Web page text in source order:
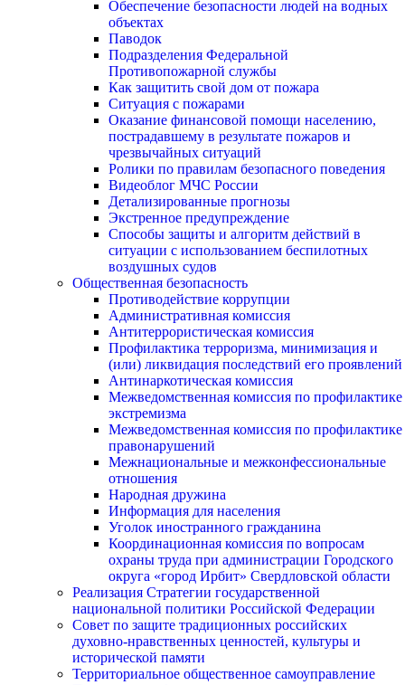
Обеспечение безопасности людей на водных
объектах
Паводок
Подразделения Федеральной
Противопожарной службы
Как защитить свой дом от пожара
Ситуация с пожарами
Оказание финансовой помощи населению,
пострадавшему в результате пожаров и
чрезвычайных ситуаций
Ролики по правилам безопасного поведения
Видеоблог МЧС России
Детализированные прогнозы
Экстренное предупреждение
Способы защиты и алгоритм действий в
ситуации с использованием беспилотных
воздушных судов
Общественная безопасность
Противодействие коррупции
Административная комиссия
Антитеррористическая комиссия
Профилактика терроризма, минимизация и
(или) ликвидация последствий его проявлений
Антинаркотическая комиссия
Межведомственная комиссия по профилактике
экстремизма
Межведомственная комиссия по профилактике
правонарушений
Межнациональные и межконфессиональные
отношения
Народная дружина
Информация для населения
Уголок иностранного гражданина
Координационная комиссия по вопросам
охраны труда при администрации Городского
округа «город Ирбит» Свердловской области
Реализация Стратегии государственной
национальной политики Российской Федерации
Совет по защите традиционных российских
духовно-нравственных ценностей, культуры и
исторической памяти
Территориальное общественное самоуправление